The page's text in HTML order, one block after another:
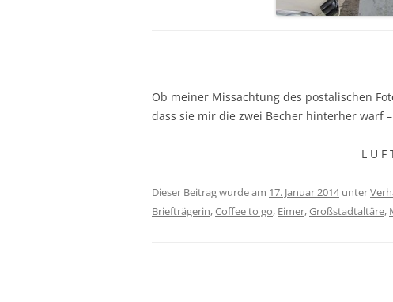
Ob meiner Missachtung des postalischen
dass sie mir die zwei Becher hinterher warf
L U F
Dieser Beitrag wurde am 17. Januar 2014unter
Briefträgerin,Coffee to go, Eimer,Großstadtaltäre,